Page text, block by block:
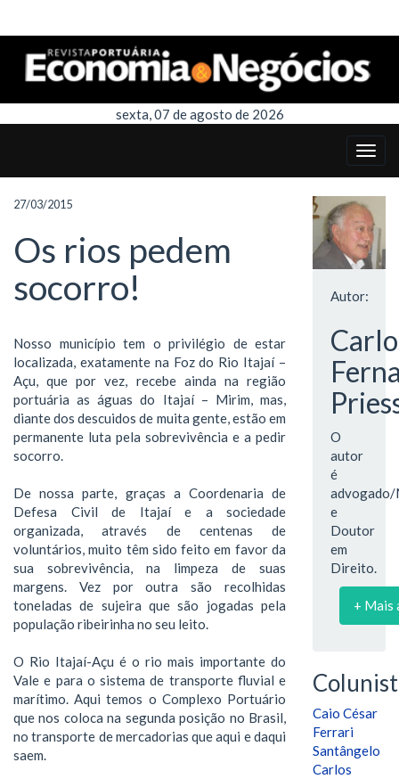
sexta, 07 de agosto de 2026
27/03/2015
Os rios pedem
socorro!
Nosso município tem o privilégio de estar
localizada, exatamente na Foz do Rio Itajaí –
Açu, que por vez, recebe ainda na região
portuária as águas do Itajaí – Mirim, mas,
diante dos descuidos de muita gente, estão em
permanente luta pela sobrevivência e a pedir
socorro.
De nossa parte, graças a Coordenaria de
Defesa Civil de Itajaí e a sociedade
organizada, através de centenas de
voluntários, muito têm sido feito em favor da
sua sobrevivência, na limpeza de suas
margens. Vez por outra são recolhidas
toneladas de sujeira que são jogadas pela
população ribeirinha no seu leito.
O Rio Itajaí-Açu é o rio mais importante do
Vale e para o sistema de transporte fluvial e
marítimo. Aqui temos o Complexo Portuário
que nos coloca na segunda posição no Brasil,
no transporte de mercadorias que aqui e daqui
saem.
Autor:
O
autor
é
e
Doutor
em
Direito.
+ Mais
Caio César
Ferrari
Santângelo
Carlos